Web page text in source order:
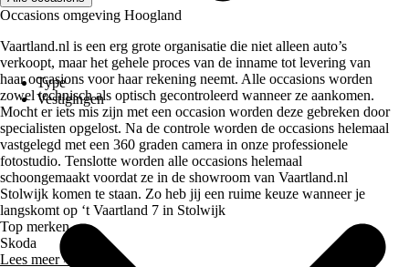
Type
Vestigingen
Occasions omgeving Hoogland
Vaartland.nl is een erg grote organisatie die niet alleen auto’s
verkoopt, maar het gehele proces van de inname tot levering van
haar occasions voor haar rekening neemt. Alle occasions worden
zowel technisch als optisch gecontroleerd wanneer ze aankomen.
Mocht er iets mis zijn met een occasion worden deze gebreken door
specialisten opgelost. Na de controle worden de occasions helemaal
vastgelegd met een 360 graden camera in onze professionele
fotostudio. Tenslotte worden alle occasions helemaal
schoongemaakt voordat ze in de showroom van Vaartland.nl
Stolwijk komen te staan. Zo heb jij een ruime keuze wanneer je
langskomt op ‘t Vaartland 7 in Stolwijk
Top merken
Skoda
Lees meer »